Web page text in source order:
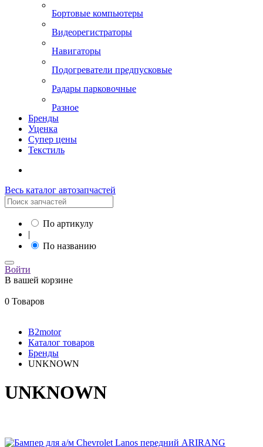
Бортовые компьютеры
Видеорегистраторы
Навигаторы
Подогреватели предпусковые
Радары парковочные
Разное
Бренды
Уценка
Супер цены
Текстиль
Весь каталог автозапчастей
По артикулу
|
По названию
Войти
В вашей корзине
0 Товаров
B2motor
Каталог товаров
Бренды
UNKNOWN
UNKNOWN